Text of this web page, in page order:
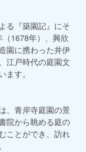
る『築園記』にそ
1678年）、興欣
園に携わった井伊
江戸時代の庭園文
す。
、青岸寺庭園の景
院から眺める庭の
ことができ、訪れ